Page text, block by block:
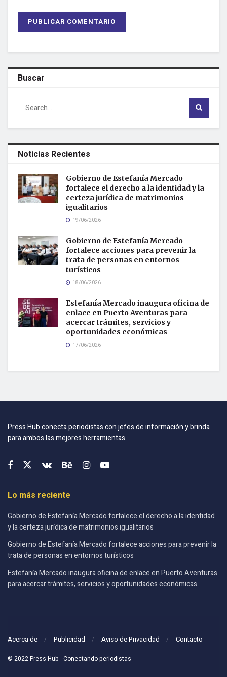
Buscar
Noticias Recientes
Gobierno de Estefanía Mercado
fortalece el derecho a la identidad y la
certeza jurídica de matrimonios
igualitarios
19/06/2026
Gobierno de Estefanía Mercado
fortalece acciones para prevenir la
trata de personas en entornos
turísticos
18/06/2026
Estefanía Mercado inaugura oficina de
enlace en Puerto Aventuras para
acercar trámites, servicios y
oportunidades económicas
17/06/2026
Press Hub conecta periodistas con jefes de información y brinda
para ambos las mejores herramientas.
Lo más reciente
Gobierno de Estefanía Mercado fortalece el derecho a la identidad
y la certeza jurídica de matrimonios igualitarios
Gobierno de Estefanía Mercado fortalece acciones para prevenir la
trata de personas en entornos turísticos
Estefanía Mercado inaugura oficina de enlace en Puerto Aventuras
para acercar trámites, servicios y oportunidades económicas
Acerca de Publicidad Aviso de Privacidad Contacto
© 2022 Press Hub - Conectando periodistas